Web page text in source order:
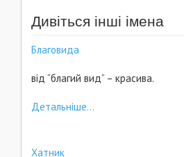
Дивіться інші імена
Благовида
від “благий вид” – красива.
Детальніше...
Хатник